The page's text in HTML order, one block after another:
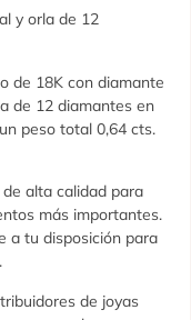
y orla de 12
de 18K con diamante
de 12 diamantes en
peso total 0,64 cts.
alta calidad para
más importantes.
a tu disposición para
de joyas